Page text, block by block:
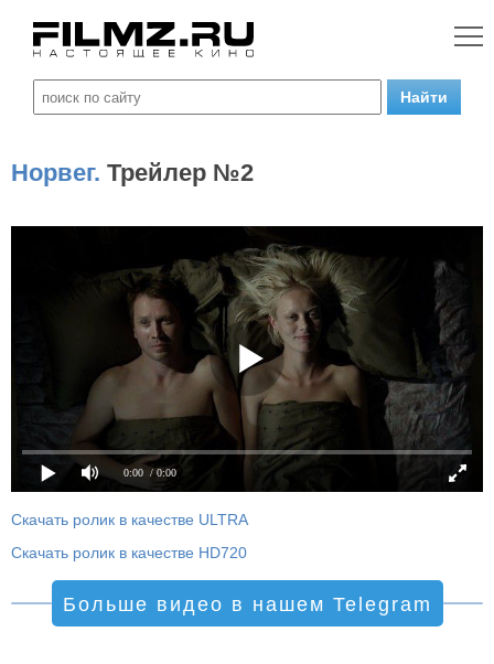
Норвег. Трейлер №2
0:00 / 0:00
Скачать ролик в качестве ULTRA
Скачать ролик в качестве HD720
Больше видео в нашем Telegram